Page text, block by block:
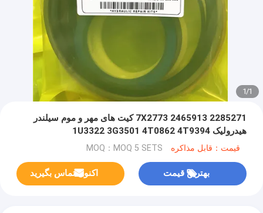
1
/
1
2285271 2465913 7X2773 کیت های مهر و موم سیلندر
هیدرولیک 1U3322 3G3501 4T0862 4T9394
قیمت：قابل مذاکره MOQ：MOQ 5 SETS
بهترین قیمت اکنون تماس بگیرید